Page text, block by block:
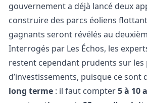
gouvernement a déjà lancé deux
construire des parcs éoliens
gagnants seront révélés au
Interrogés par Les Échos, les
restent cependant prudents sur les
d’investissements, puisque ce sont
long terme : il faut compter5 à 10